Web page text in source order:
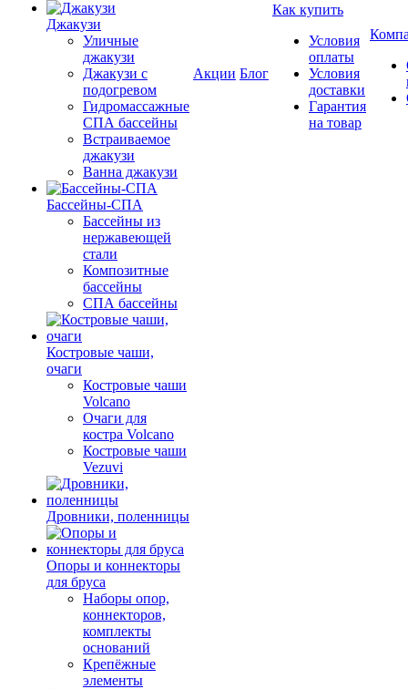
Джакузи
Уличные
джакузи
Джакузи с
подогревом
Гидромассажные
СПА бассейны
Встраиваемое
джакузи
Ванна джакузи
Бассейны-СПА
Бассейны из
нержавеющей
стали
Композитные
бассейны
СПА бассейны
Костровые чаши,
очаги
Костровые чаши
Volcano
Очаги для
костра Volcano
Костровые чаши
Vezuvi
Дровники, поленницы
Опоры и коннекторы
для бруса
Наборы опор,
коннекторов,
комплекты
оснований
Крепёжные
элементы
Акции Блог
Как купить
Условия
оплаты
Условия
доставки
Гарантия
на товар